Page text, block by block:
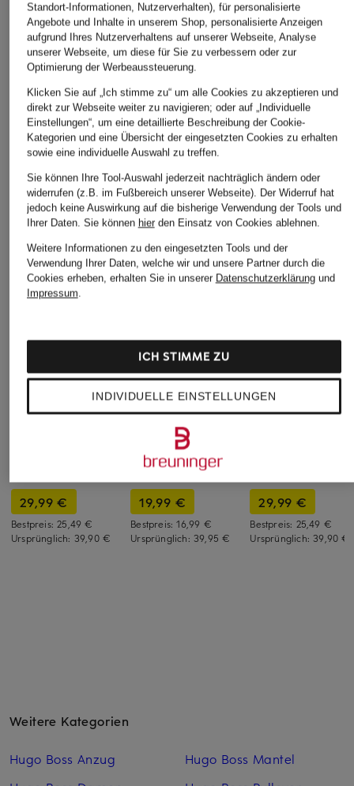
29,99 €
Bestpreis:25,49 €
Ursprünglich: 39,90 €
+Aktionsrabatt
Marc O'Polo
19,99 €
Bestpreis:16,99 €
Ursprünglich: 39,95 €
29,99 €
Bestpreis: 25,49 €
Ursprünglich:39,90 €
Weitere Kategorien
Hugo Boss Anzug
Hugo Boss Mantel
Standort-Informationen, Nutzerverhalten), für personalisierte
Angebote und Inhalte in unserem Shop, personalisierte Anzeigen
aufgrund Ihres Nutzerverhaltens auf unserer Webseite, Analyse
unserer Webseite, um diese für Sie zu verbessern oder zur
Optimierung der Werbeaussteuerung.
Klicken Sie auf „Ich stimme zu“ um alle Cookies zu akzeptieren und
direkt zur Webseite weiter zu navigieren; oder auf „Individuelle
Einstellungen“, um eine detaillierte Beschreibung der Cookie-
Kategorien und eine Übersicht der eingesetzten Cookies zu erhalten
sowie eine individuelle Auswahl zu treffen.
Sie können Ihre Tool-Auswahl jederzeit nachträglich ändern oder
widerrufen (z.B. im Fußbereich unserer Webseite). Der Widerruf hat
jedoch keine Auswirkung auf die bisherige Verwendung der Tools und
Ihrer Daten. Sie können hierden Einsatz von Cookies ablehnen.
Weitere Informationen zu den eingesetzten Tools und der
Verwendung Ihrer Daten, welche wir und unsere Partner durch die
Cookies erheben, erhalten Sie in unserer Datenschutzerklärungund
Impressum.
INDIVIDUELLE EINSTELLUNGEN
ICH STIMME ZU